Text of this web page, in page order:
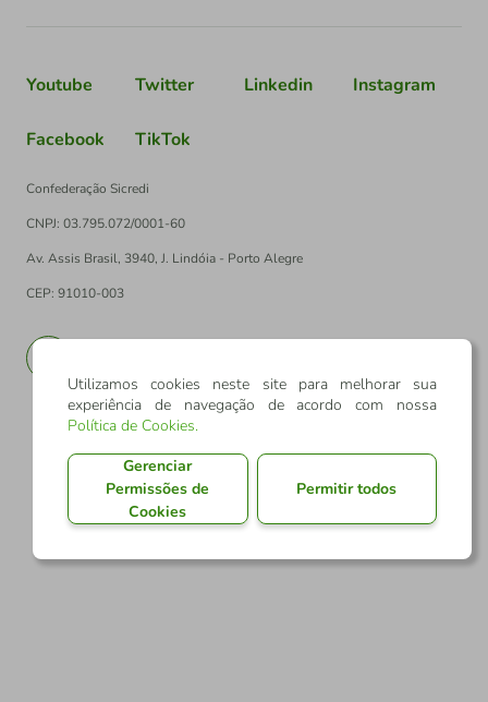
Youtube Twitter Linkedin Instagram
Facebook TikTok
Confederação Sicredi
CNPJ: 03.795.072/0001-60
Av. Assis Brasil, 3940, J. Lindóia - Porto Alegre
CEP: 91010-003
Utilizamos cookies neste site para melhorar sua
experiência de navegação de acordo com nossa
Política de Cookies.
Gerenciar
Permissões de
Cookies
Permitir todos